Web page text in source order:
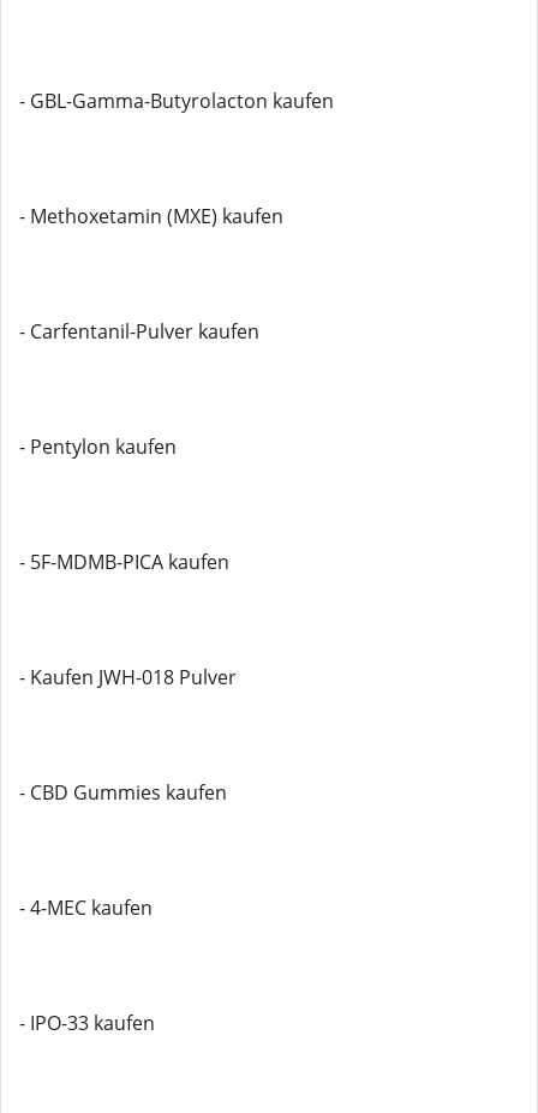
- GBL-Gamma-Butyrolacton kaufen
- Methoxetamin (MXE) kaufen
- Carfentanil-Pulver kaufen
- Pentylon kaufen
- 5F-MDMB-PICA kaufen
- Kaufen JWH-018 Pulver
- CBD Gummies kaufen
- 4-MEC kaufen
- IPO-33 kaufen